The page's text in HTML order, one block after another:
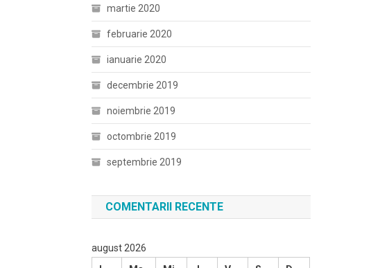
martie 2020
februarie 2020
ianuarie 2020
decembrie 2019
noiembrie 2019
octombrie 2019
septembrie 2019
COMENTARII RECENTE
august 2026